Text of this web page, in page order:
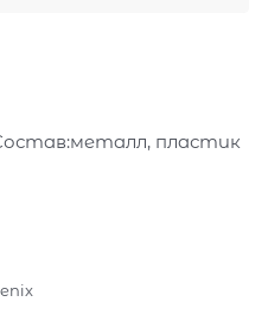
пластик